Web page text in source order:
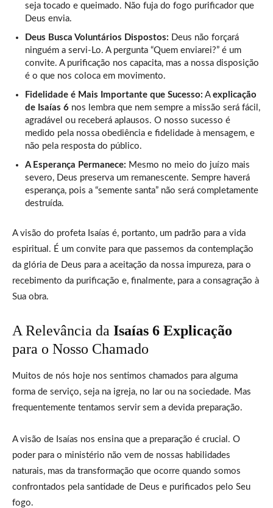
seja tocado e queimado. Não fuja do fogo purificador que
Deus envia.
Deus Busca Voluntários Dispostos: Deus não forçará
ninguém a servi-Lo. A pergunta “Quem enviarei?” é um
convite. A purificação nos capacita, mas a nossa disposição
é o que nos coloca em movimento.
Fidelidade é Mais Importante que Sucesso: A explicação
de Isaías 6 nos lembra que nem sempre a missão será fácil,
agradável ou receberá aplausos. O nosso sucesso é
medido pela nossa obediência e fidelidade à mensagem, e
não pela resposta do público.
A Esperança Permanece: Mesmo no meio do juízo mais
severo, Deus preserva um remanescente. Sempre haverá
esperança, pois a “semente santa” não será completamente
destruída.
A visão do profeta Isaías é, portanto, um padrão para a vida
espiritual. É um convite para que passemos da contemplação
da glória de Deus para a aceitação da nossa impureza, para o
recebimento da purificação e, finalmente, para a consagração à
Sua obra.
A Relevância da Isaías 6 Explicação
para o Nosso Chamado
Muitos de nós hoje nos sentimos chamados para alguma
forma de serviço, seja na igreja, no lar ou na sociedade. Mas
frequentemente tentamos servir sem a devida preparação.
A visão de Isaías nos ensina que a preparação é crucial. O
poder para o ministério não vem de nossas habilidades
naturais, mas da transformação que ocorre quando somos
confrontados pela santidade de Deus e purificados pelo Seu
fogo.